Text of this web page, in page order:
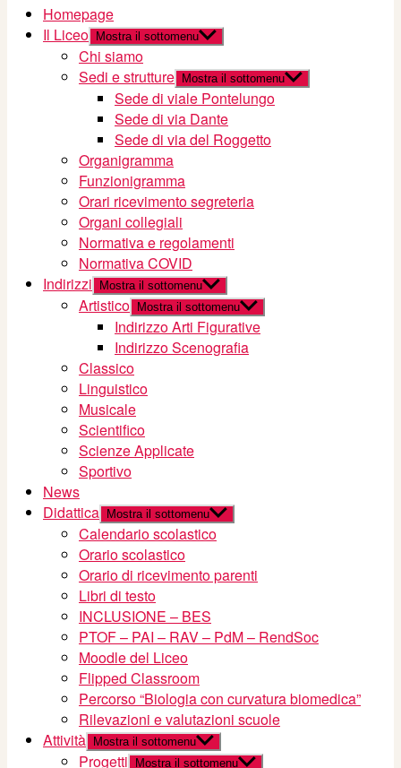
Homepage
Il Liceo
Mostra il sottomenu
Chi siamo
Sedi e strutture
Mostra il sottomenu
Sede di viale Pontelungo
Sede di via Dante
Sede di via del Roggetto
Organigramma
Funzionigramma
Orari ricevimento segreteria
Organi collegiali
Normativa e regolamenti
Normativa COVID
Indirizzi
Mostra il sottomenu
Artistico Mostra il sottomenu
Indirizzo Arti Figurative
Indirizzo Scenografia
Classico
Linguistico
Musicale
Scientifico
Scienze Applicate
Sportivo
News
Didattica
Mostra il sottomenu
Calendario scolastico
Orario scolastico
Orario di ricevimento parenti
Libri di testo
INCLUSIONE – BES
PTOF – PAI – RAV – PdM – RendSoc
Moodle del Liceo
Flipped Classroom
Percorso “Biologia con curvatura biomedica”
Rilevazioni e valutazioni scuole
Attività
Mostra il sottomenu
Progetti Mostra il sottomenu